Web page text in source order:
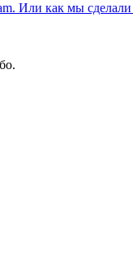
Или как мы